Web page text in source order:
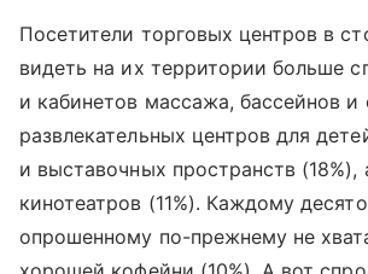
Посетители торговых центров в
видеть на их территории больше
и кабинетов массажа, бассейнов и
развлекательных центров для
и выставочных пространств (18%),
кинотеатров (11%). Каждому
опрошенному по-прежнему не